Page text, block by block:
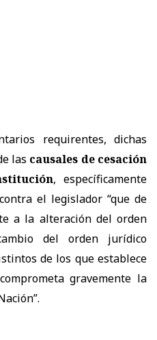
requirentes, dichas
las causales de cesación
, específicamente
el legislador “que de
a la alteración del orden
del orden jurídico
de los que establece
gravemente la